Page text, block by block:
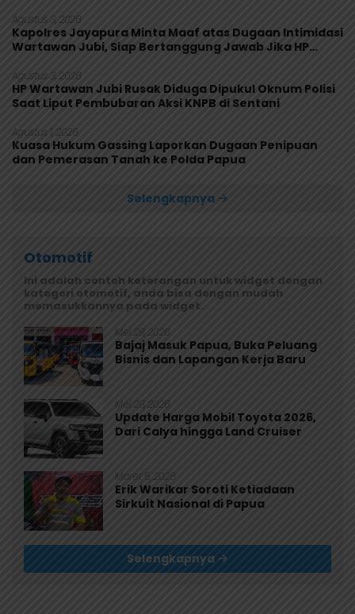
Agustus 3, 2026
Kapolres Jayapura Minta Maaf atas Dugaan Intimidasi
Wartawan Jubi, Siap Bertanggung Jawab Jika HP
Agustus 3, 2026
HP Wartawan Jubi Rusak Diduga Dipukul Oknum Polisi
Saat Liput Pembubaran Aksi KNPB di Sentani
Agustus 1, 2026
Kuasa Hukum Gassing Laporkan Dugaan Penipuan
dan Pemerasan Tanah ke Polda Papua
Selengkapnya
Otomotif
Ini adalah contoh keterangan untuk widget dengan
kategori otomotif, anda bisa dengan mudah
memasukkannya pada widget.
Mei 29, 2026
Bajaj Masuk Papua, Buka Peluang
Bisnis dan Lapangan Kerja Baru
Mei 29, 2026
Update Harga Mobil Toyota 2026,
Dari Calya hingga Land Cruiser
Maret 5, 2026
Erik Warikar Soroti Ketiadaan
Sirkuit Nasional di Papua
Selengkapnya